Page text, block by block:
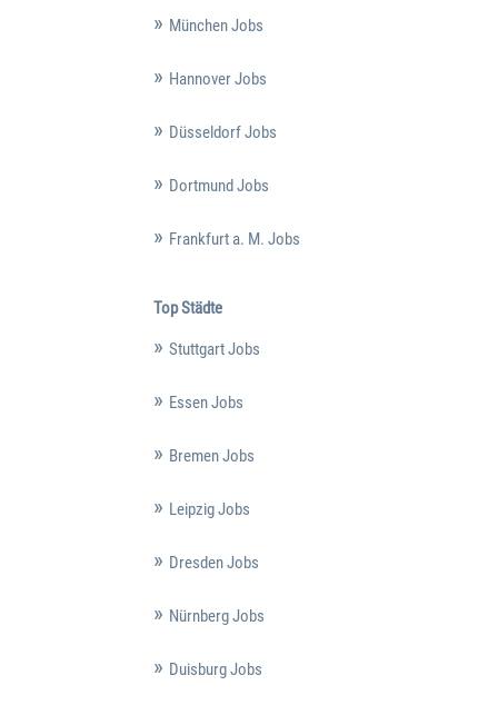
München Jobs
Hannover Jobs
Düsseldorf Jobs
Dortmund Jobs
Frankfurt a. M. Jobs
Top Städte
Stuttgart Jobs
Essen Jobs
Bremen Jobs
Leipzig Jobs
Dresden Jobs
Nürnberg Jobs
Duisburg Jobs